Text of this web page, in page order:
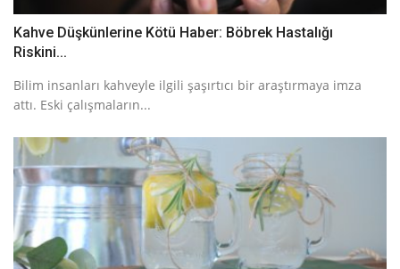
Kahve Düşkünlerine Kötü Haber: Böbrek Hastalığı
Riskini...
Bilim insanları kahveyle ilgili şaşırtıcı bir araştırmaya imza
attı. Eski çalışmaların...